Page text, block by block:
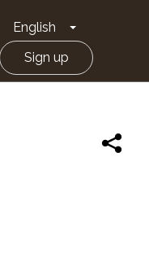
English Toggle
Sign up